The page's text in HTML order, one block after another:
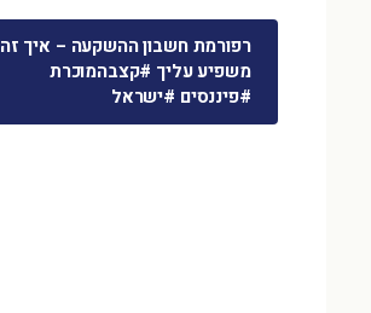
רפורמת חשבון ההשקעה – איך זה
משפיע עליך #קצבהמוכרת
#פיננסים #ישראל